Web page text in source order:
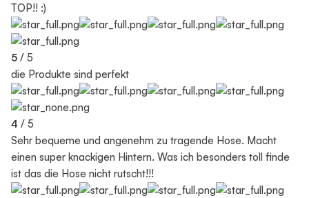
TOP!! :)
5 / 5
die Produkte sind perfekt
4 / 5
Sehr bequeme und angenehm zu tragende Hose. Macht
einen super knackigen Hintern. Was ich besonders toll finde
ist das die Hose nicht rutscht!!!